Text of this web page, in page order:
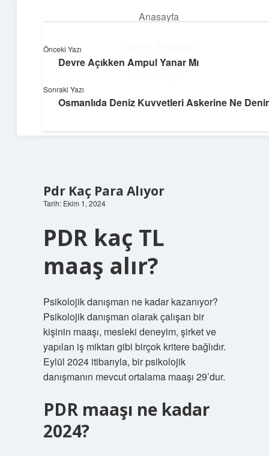
Anasayfa
Hakkımızda
Deniz Esintisi Hikayeler
Dalgalardan ilham alan neşeli bilgiler!
Pdr Kaç Para Alıyor
Tarih: Ekim 1, 2024
PDR kaç TL
maaş alır?
Psikolojik danışman ne kadar kazanıyor?
Psikolojik danışman olarak çalışan bir
kişinin maaşı, mesleki deneyim, şirket ve
yapılan iş miktarı gibi birçok kritere bağlıdır.
Eylül 2024 itibarıyla, bir psikolojik
danışmanın mevcut ortalama maaşı 29’dur.
PDR maaşı ne kadar
2024?
Önceki Yazı
Devre Açıkken Ampul Yanar Mı
Sonraki Yazı
Osmanlıda Deniz Kuvvetleri Askerine Ne